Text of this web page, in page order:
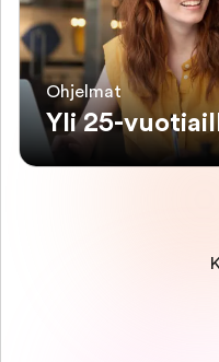
Ohjelmat
Yli 25-